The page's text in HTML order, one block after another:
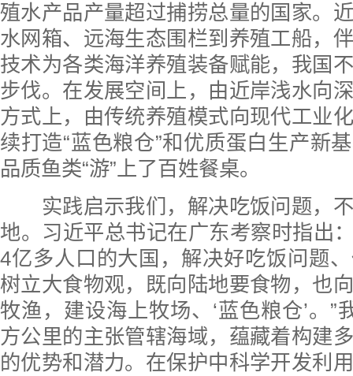
殖水产品产量超过捕捞总量的国家。
水网箱、远海生态围栏到养殖工船，
技术为各类海洋养殖装备赋能，我国
步伐。在发展空间上，由近岸浅水向
方式上，由传统养殖模式向现代工业
续打造“蓝色粮仓”和优质蛋白生产新
品质鱼类“游”上了百姓餐桌。
实践启示我们，解决吃饭问题，不
地。习近平总书记在广东考察时指出
4亿多人口的大国，解决好吃饭问题
树立大食物观，既向陆地要食物，也
牧渔，建设海上牧场、‘蓝色粮仓’。”
方公里的主张管辖海域，蕴藏着构建
的优势和潜力。在保护中科学开发利